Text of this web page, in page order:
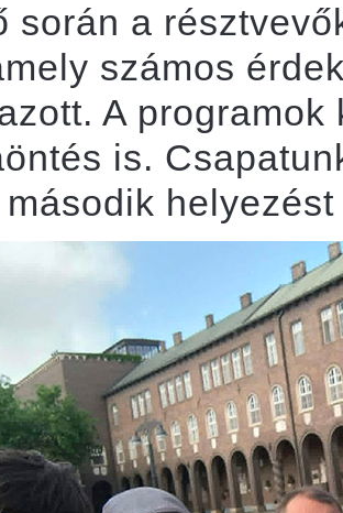
során a
számos
A
is.